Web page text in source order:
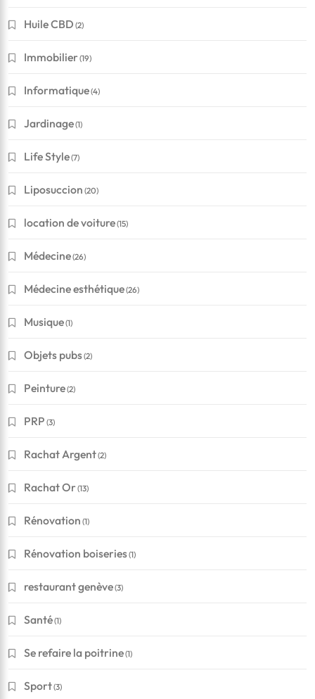
Huile CBD (2)
Immobilier(19)
Informatique(4)
Jardinage(1)
Life Style(7)
Liposuccion (20)
location de voiture(15)
Médecine(26)
Médecine esthétique(26)
Musique(1)
Objets pubs(2)
Peinture(2)
PRP (3)
Rachat Argent(2)
Rachat Or(13)
Rénovation (1)
Rénovation boiseries(1)
restaurant genève(3)
Santé(1)
Se refaire la poitrine(1)
Sport(3)